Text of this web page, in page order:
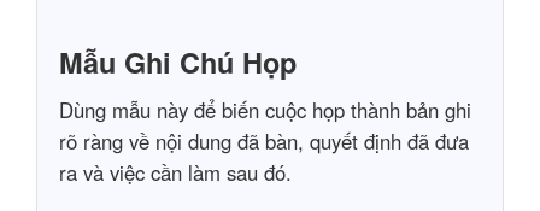
Mẫu Ghi Chú Họp
Dùng mẫu này để biến cuộc họp thành bản ghi
rõ ràng về nội dung đã bàn, quyết định đã đưa
ra và việc cần làm sau đó.